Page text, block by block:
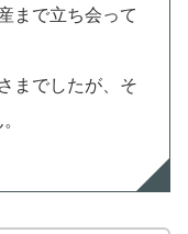
まで立ち会って
までしたが、そ